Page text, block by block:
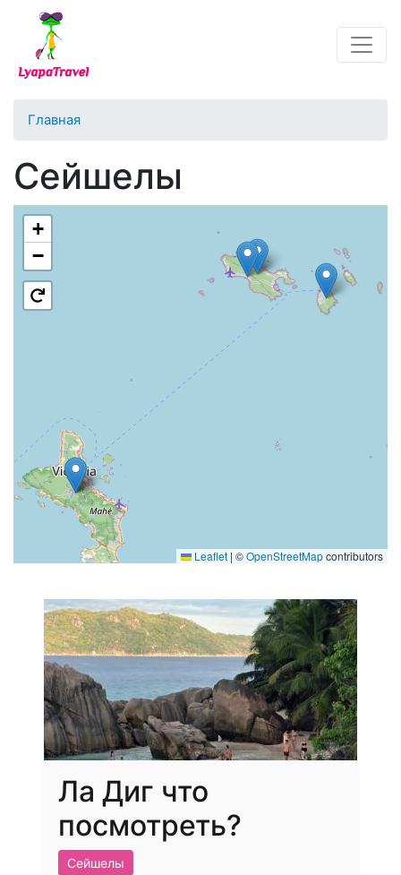
Перейти к основному содержанию
Главная
Сейшелы
+
−
Leaflet | ©OpenStreetMapcontributors
Ла Диг что
посмотреть?
Сейшелы